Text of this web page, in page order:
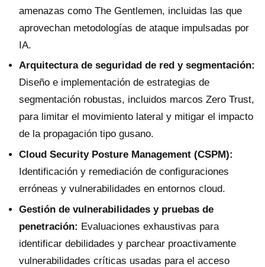
amenazas como The Gentlemen, incluidas las que
aprovechan metodologías de ataque impulsadas por
IA.
Arquitectura de seguridad de red y segmentación:
Diseño e implementación de estrategias de
segmentación robustas, incluidos marcos Zero Trust,
para limitar el movimiento lateral y mitigar el impacto
de la propagación tipo gusano.
Cloud Security Posture Management (CSPM):
Identificación y remediación de configuraciones
erróneas y vulnerabilidades en entornos cloud.
Gestión de vulnerabilidades y pruebas de
penetración: Evaluaciones exhaustivas para
identificar debilidades y parchear proactivamente
vulnerabilidades críticas usadas para el acceso